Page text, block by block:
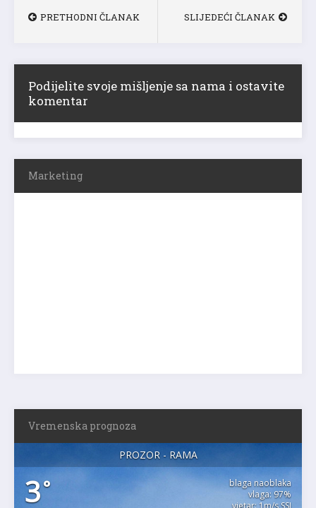
PRETHODNI ČLANAK SLIJEDEĆI ČLANAK
Podijelite svoje mišljenje sa nama i ostavite
komentar
Marketing
Vremenska prognoza
PROZOR - RAMA
3°
blaga naoblaka
vlaga: 97%
vjetar: 1m/s SSI